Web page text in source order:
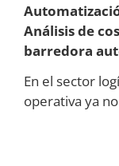
Análisis de
barredora
En el sector
operativa ya